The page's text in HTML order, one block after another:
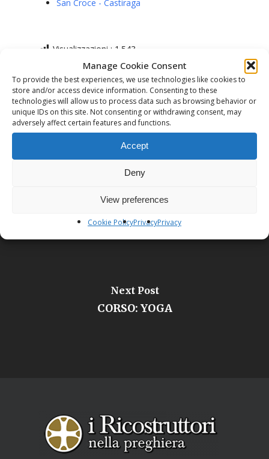
Manage Cookie Consent
To provide the best experiences, we use technologies like cookies to
store and/or access device information. Consenting to these
technologies will allow us to process data such as browsing behavior or
unique IDs on this site. Not consenting or withdrawing consent, may
adversely affect certain features and functions.
Accept
Deny
View preferences
Cookie PolicyPrivacyPrivacy
San Croce - Castiraga
Visualizzazioni : 1.543
Previous Post
CORSO DI MEDITAZIONE
Next Post
CORSO: YOGA